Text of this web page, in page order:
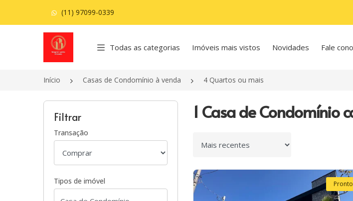
(11) 97099-0339
Página inicial
Todas as categorias Imóveis mais vistos Novidades Fale
Início Casas de Condomínio à venda 4 Quartos ou mais
Filtrar
Transação
Tipos de imóvel
1 Casa de Condomínio
Ordenar por